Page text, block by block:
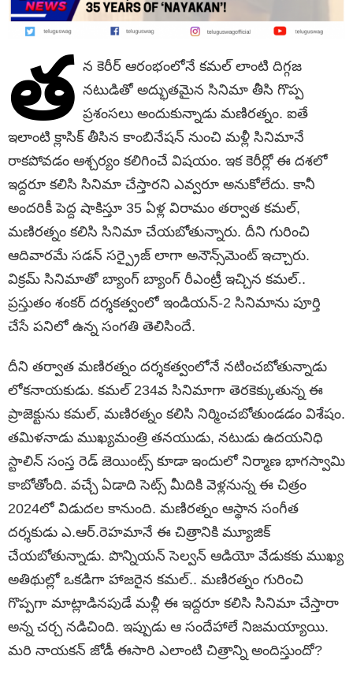
త‌ న కెరీర్ ఆరంభంలోనే క‌మ‌ల్ లాంటి దిగ్గ‌జ
న‌టుడితో అద్భుత‌మైన సినిమా తీసి గొప్ప
ప్ర‌శంస‌లు అందుకున్నాడు మ‌ణిర‌త్నం. ఐతే
ఇలాంటి క్లాసిక్ తీసిన కాంబినేష‌న్ నుంచి మ‌ళ్లీ సినిమానే
రాక‌పోవ‌డం ఆశ్చ‌ర్యం క‌లిగించే విష‌యం. ఇక కెరీర్లో ఈ ద‌శ‌లో
ఇద్ద‌రూ క‌లిసి సినిమా చేస్తార‌ని ఎవ్వ‌రూ అనుకోలేదు. కానీ
అంద‌రికీ పెద్ద షాకిస్తూ 35 ఏళ్ల విరామం త‌ర్వాత క‌మ‌ల్,
మ‌ణిర‌త్నం క‌లిసి సినిమా చేయ‌బోతున్నారు. దీని గురించి
ఆదివార‌మే స‌డ‌న్ స‌ర్ప్రైజ్ లాగా అనౌన్స్‌మెంట్ ఇచ్చారు.
విక్ర‌మ్ సినిమాతో బ్యాంగ్ బ్యాంగ్ రీఎంట్రీ ఇచ్చిన క‌మ‌ల్..
ప్ర‌స్తుతం శంక‌ర్ ద‌ర్శ‌క‌త్వంలో ఇండియ‌న్-2 సినిమాను పూర్తి
చేసే ప‌నిలో ఉన్న సంగ‌తి తెలిసిందే.
దీని త‌ర్వాత మ‌ణిర‌త్నం ద‌ర్శ‌క‌త్వంలోనే న‌టించ‌బోతున్నాడు
లోక‌నాయ‌కుడు. క‌మ‌ల్ 234వ సినిమాగా తెర‌కెక్కుతున్న ఈ
ప్రాజెక్టును క‌మ‌ల్, మ‌ణిర‌త్నం క‌లిసి నిర్మించ‌బోతుండ‌డం విశేషం.
త‌మిళ‌నాడు ముఖ్య‌మంత్రి త‌న‌యుడు, న‌టుడు ఉద‌య‌నిధి
స్టాలిన్ సంస్త రెడ్ జెయింట్స్ కూడా ఇందులో నిర్మాణ భాగ‌స్వామి
కాబోతోంది. వ‌చ్చే ఏడాది సెట్స్ మీదికి వెళ్ల‌నున్న ఈ చిత్రం
2024లో విడుద‌ల కానుంది. మ‌ణిర‌త్నం ఆస్థాన సంగీత
ద‌ర్శ‌కుడు ఎ.ఆర్.రెహ‌మానే ఈ చిత్రానికి మ్యూజిక్
చేయ‌బోతున్నాడు. పొన్నియ‌న్ సెల్వ‌న్ ఆడియో వేడుక‌కు ముఖ్య
అతిథుల్లో ఒక‌డిగా హాజ‌రైన క‌మ‌ల్.. మ‌ణిర‌త్నం గురించి
గొప్ప‌గా మాట్లాడిన‌పుడే మ‌ళ్లీ ఈ ఇద్ద‌రూ క‌లిసి సినిమా చేస్తారా
అన్న చ‌ర్చ న‌డిచింది. ఇప్పుడు ఆ సందేహాలే నిజ‌మ‌య్యాయి.
మ‌రి నాయ‌క‌న్ జోడీ ఈసారి ఎలాంటి చిత్రాన్ని అందిస్తుందో?